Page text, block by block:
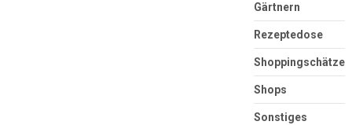
Gärtnern
Rezeptedose
Shoppingschätze
Shops
Sonstiges